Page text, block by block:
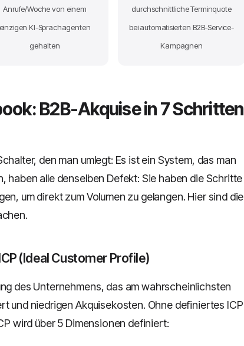
Anrufe/Woche von einem
einzigen KI-Sprachagenten
gehalten
durchschnittliche Terminquote
bei automatisierten B2B-Service-
Kampagnen
B2B-Akquise in 7 Schritten
den man umlegt: Es ist ein System, das man
haben alle denselben Defekt: Sie haben die Schritte
um direkt zum Volumen zu gelangen. Hier sind die
(Ideal Customer Profile)
des Unternehmens, das am wahrscheinlichsten
und niedrigen Akquisekosten. Ohne definiertes ICP
wird über 5 Dimensionen definiert: